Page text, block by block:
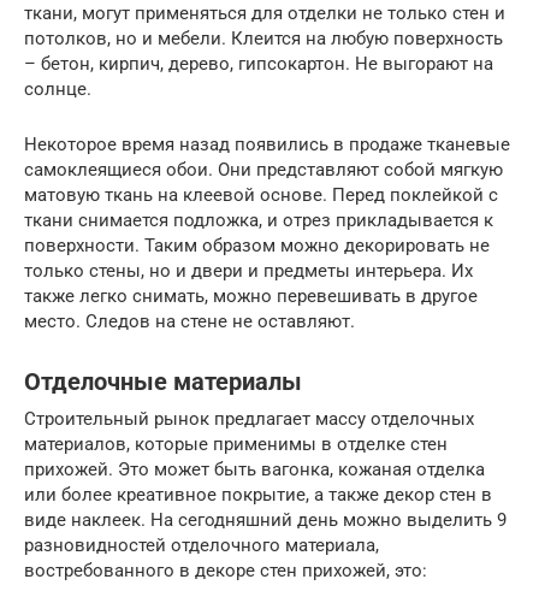
ткани, могут применяться для отделки не только стен и
потолков, но и мебели. Клеится на любую поверхность
– бетон, кирпич, дерево, гипсокартон. Не выгорают на
солнце.
Некоторое время назад появились в продаже тканевые
самоклеящиеся обои. Они представляют собой мягкую
матовую ткань на клеевой основе. Перед поклейкой с
ткани снимается подложка, и отрез прикладывается к
поверхности. Таким образом можно декорировать не
только стены, но и двери и предметы интерьера. Их
также легко снимать, можно перевешивать в другое
место. Следов на стене не оставляют.
Отделочные материалы
Строительный рынок предлагает массу отделочных
материалов, которые применимы в отделке стен
прихожей. Это может быть вагонка, кожаная отделка
или более креативное покрытие, а также декор стен в
виде наклеек. На сегодняшний день можно выделить 9
разновидностей отделочного материала,
востребованного в декоре стен прихожей, это: